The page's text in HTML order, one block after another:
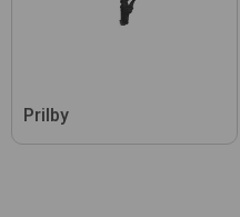
Prilby